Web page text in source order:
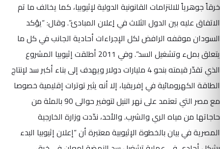
خرقاً جوهرياً للالتزامات القانونية الدولية لإثيوبيا، كما يخالف ما تم
الاتفاق عليه بين الدول الثلاث في اٍعلان المبادئ”. وقال: “يؤكد
السودان موقفه الرافض لكل الإجراءات أحادية الجانب في كل ما
يتعلق بملء وتشغيل السد”. وفي 2011 أطلقت إثيوبيا المشروع
الذي تقدّر قيمته بنحو 4 مليارات دولار ويهدف إلى بناء أكبر سد لإنتاج
الطاقة الكهرومائية في إفريقيا، إلا أنه يثير توترات إقليمية خصوصا
مع مصر التي تعتمد على نهر النيل لتوفير حوالى 90 بالمئة من
حاجاتها من مياه الري والشرب. والأحد، ندّدت وزارة الخارجية
المصرية في بيان بالخطوة الإثيوبية معتبرة أن “إعلان إثيوبيا البدء